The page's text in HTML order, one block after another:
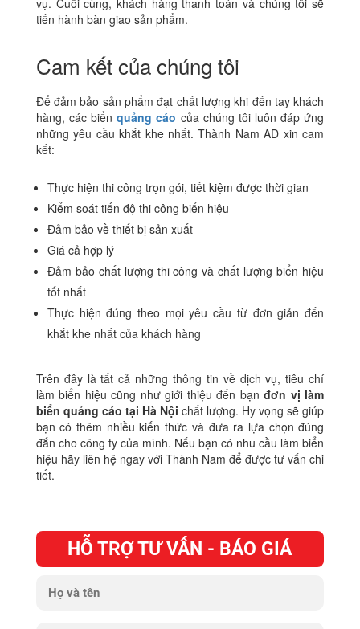
vụ. Cuối cùng, khách hàng thanh toán và chúng tôi sẽ
tiến hành bàn giao sản phẩm.
Cam kết của chúng tôi
Để đảm bảo sản phẩm đạt chất lượng khi đến tay khách
hàng, các biểnquảng cáo của chúng tôi luôn đáp ứng
những yêu cầu khắt khe nhất. Thành Nam AD xin cam
kết:
Thực hiện thi công trọn gói, tiết kiệm được thời gian
Kiểm soát tiến độ thi công biển hiệu
Đảm bảo về thiết bị sản xuất
Giá cả hợp lý
Đảm bảo chất lượng thi công và chất lượng biển hiệu
tốt nhất
Thực hiện đúng theo mọi yêu cầu từ đơn giản đến
khắt khe nhất của khách hàng
Trên đây là tất cả những thông tin về dịch vụ, tiêu chí
làm biển hiệu cũng như giới thiệu đến bạnđơn vị làm
biển quảng cáo tại Hà Nội chất lượng. Hy vọng sẽ giúp
bạn có thêm nhiều kiến thức và đưa ra lựa chọn đúng
đắn cho công ty của mình. Nếu bạn có nhu cầu làm biển
hiệu hãy liên hệ ngay với Thành Nam để được tư vấn chi
tiết.
HỖ TRỢ TƯ VẤN - BÁO GIÁ